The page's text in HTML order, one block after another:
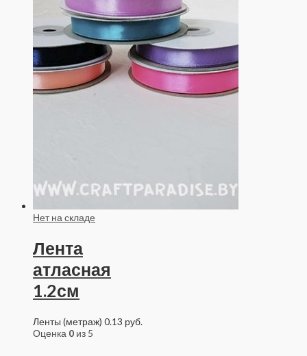
Нет на складе
Лента
атласная
1.2см
Ленты (метраж) 0.13 руб.
Оценка 0 из 5